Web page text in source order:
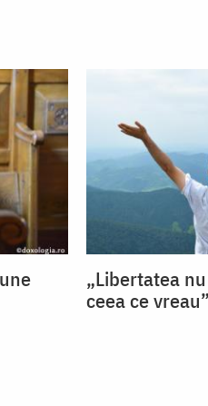
„Libertatea
ceea ce vreau”